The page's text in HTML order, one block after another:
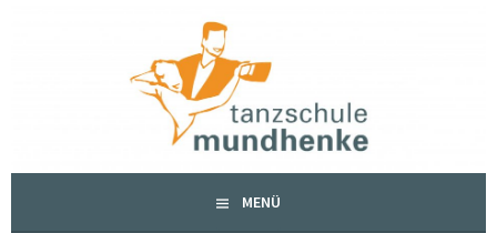
TANZSCHULE MUNDHENKE
MENÜ